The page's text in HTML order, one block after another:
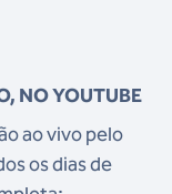
NO YOUTUBE
ao vivo pelo
os dias de